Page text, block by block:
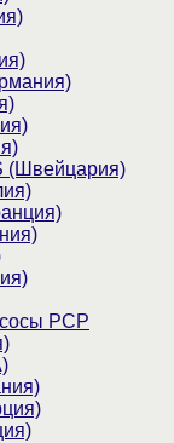
(Швейцария)
PCP